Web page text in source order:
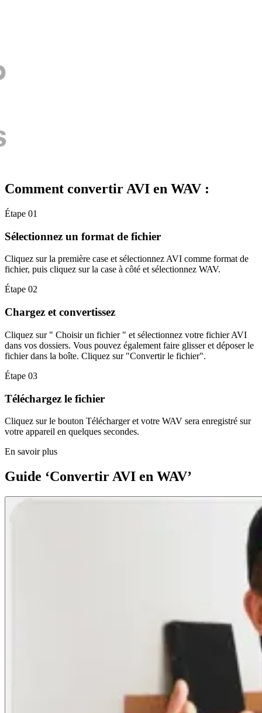
Comment convertir AVI en WAV :
Étape 01
Sélectionnez un format de fichier
Cliquez sur la première case et sélectionnez AVI comme format de
fichier, puis cliquez sur la case à côté et sélectionnez WAV.
Étape 02
Chargez et convertissez
Cliquez sur " Choisir un fichier " et sélectionnez votre fichier AVI
dans vos dossiers. Vous pouvez également faire glisser et déposer le
fichier dans la boîte. Cliquez sur "Convertir le fichier".
Étape 03
Téléchargez le fichier
Cliquez sur le bouton Télécharger et votre WAV sera enregistré sur
votre appareil en quelques secondes.
En savoir plus
Guide ‘Convertir AVI en WAV’